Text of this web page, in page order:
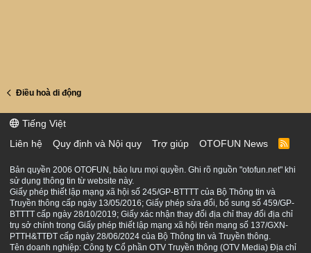
Điều hoà di động
Tiếng Việt
Liên hệ
Quy định và Nội quy Trợ giúp OTOFUN News
R
S
Bản quyền 2006 OTOFUN, bảo lưu mọi quyền. Ghi rõ nguồn "otofun.net" khi
sử dụng thông tin từ website này.
Giấy phép thiết lập mạng xã hội số 245/GP-BTTTT của Bộ Thông tin và
Truyền thông cấp ngày 13/05/2016; Giấy phép sửa đổi, bổ sung số 459/GP-
BTTTT cấp ngày 28/10/2019; Giấy xác nhận thay đổi địa chỉ thay đổi địa chỉ
trụ sở chính trong Giấy phép thiết lập mạng xã hội trên mạng số 137/GXN-
PTTH&TTĐT cấp ngày 28/06/2024 của Bộ Thông tin và Truyền thông.
Tên doanh nghiệp: Công ty Cổ phần OTV Truyền thông (OTV Media) Địa chỉ